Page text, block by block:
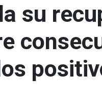
su